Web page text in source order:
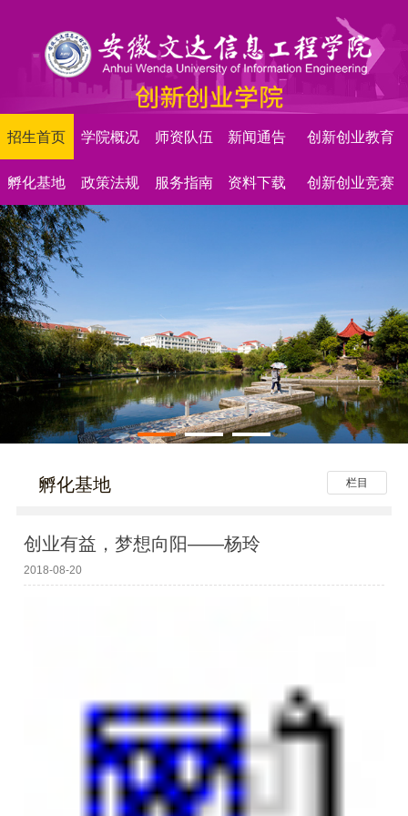
招生首页 学院概况 师资队伍 新闻通告 创新创业教育
孵化基地 政策法规 服务指南 资料下载 创新创业竞赛
栏目
孵化基地
创业有益，梦想向阳——杨玲
2018-08-20